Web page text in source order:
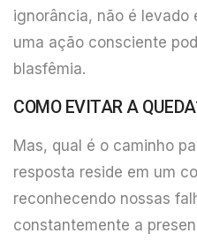
ignorância, não é levado
uma ação consciente
blasfêmia.
COMO EVITAR A
Mas, qual é o caminho
resposta reside em um
reconhecendo nossas
constantemente a